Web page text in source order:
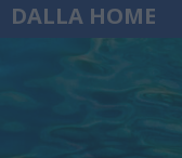
DALLA HOME